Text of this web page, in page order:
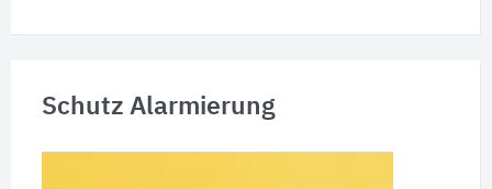
Schutz Alarmierung